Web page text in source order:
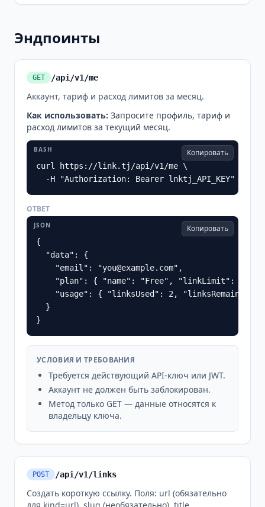
Эндпоинты
GET /api/v1/me
Аккаунт, тариф и расход лимитов за месяц.
Как использовать: Запросите профиль, тариф и
расход лимитов за текущий месяц.
BASH Копировать
curl https://link.tj/api/v1/me \
  -H "Authorization: Bearer lnktj_API_KEY"
ОТВЕТ
JSON Копировать
{
  "data": {
    "email": "you@example.com",
    "plan": { "name": "Free", "linkLimit": 5 },
"usage": { "linksUsed": 2,
  }
}
УСЛОВИЯ И ТРЕБОВАНИЯ
Требуется действующий API-ключ или JWT.
Аккаунт не должен быть заблокирован.
Метод только GET — данные относятся к
владельцу ключа.
POST /api/v1/links
Создать короткую ссылку. Поля: url (обязательно